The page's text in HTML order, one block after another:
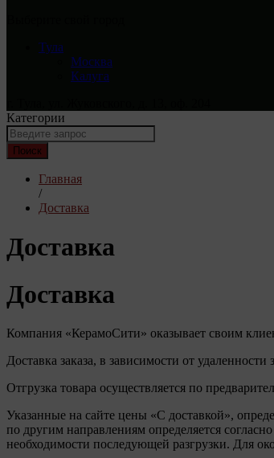
Тула
Москва
Калуга
Категории
Поиск
Главная
/
Доставка
Доставка
Доставка
Компания «КерамоСити» оказывает своим
Доставка заказа, в зависимости от
Отгрузка товара осуществляется по
Указанные на сайте цены «С доставкой»,
по другим направлениям определяется
необходимости последующей разгрузки. Для